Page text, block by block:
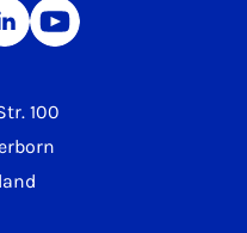
100